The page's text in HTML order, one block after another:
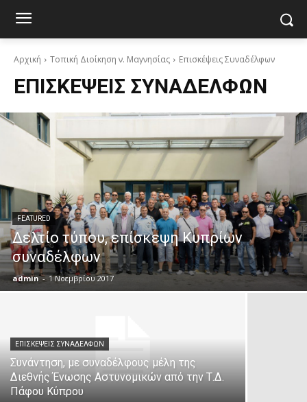
Αρχική Τοπική Διοίκηση ν. Μαγνησίας Επισκέψεις Συναδέλφων
ΕΠΙΣΚΈΨΕΙΣ ΣΥΝΑΔΈΛΦΩΝ
FEATURED
Δελτίο τύπου, επίσκεψη Κυπρίων
συναδέλφων
admin - 1 Νοεμβρίου 2017
ΕΠΙΣΚΈΨΕΙΣ ΣΥΝΑΔΈΛΦΩΝ
Συνάντηση, με συναδέλφους μέλη της
Διεθνής Ένωσης Αστυνομικών από την Τ.Δ.
Πάφου Κύπρου